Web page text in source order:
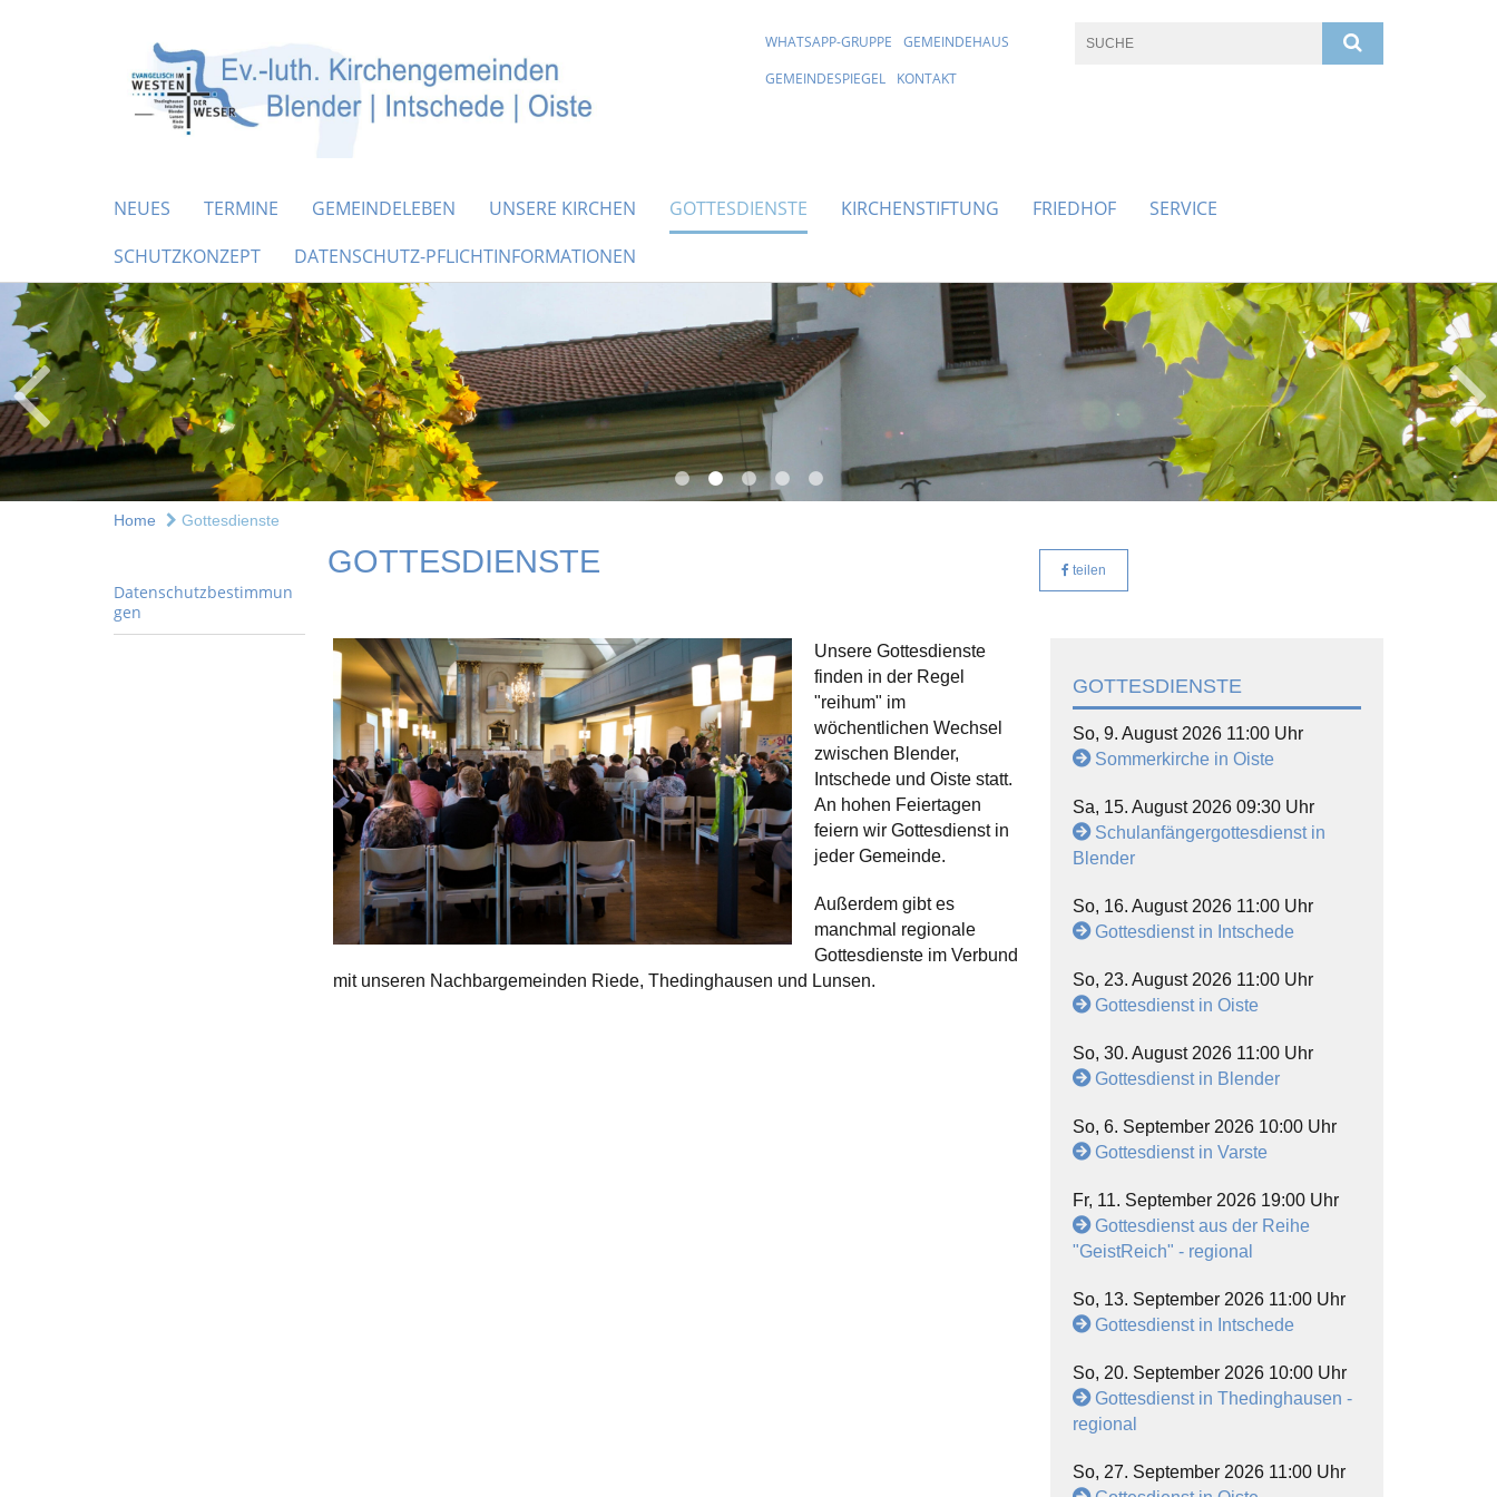
WHATSAPP-GRUPPE
GEMEINDEHAUS
GEMEINDESPIEGEL
KONTAKT
NEUES TERMINE GEMEINDELEBEN UNSERE KIRCHEN GOTTESDIENSTE KIRCHENSTIFTUNG FRIEDHOF
SERVICE
SCHUTZKONZEPT
DATENSCHUTZ-PFLICHTINFORMATIONEN
Home Gottesdienste
Datenschutzbestimmun
gen
GOTTESDIENSTE teilen
Unsere Gottesdienste
finden in der Regel
"reihum" im
wöchentlichen Wechsel
zwischen Blender,
Intschede und Oiste statt.
An hohen Feiertagen
feiern wir Gottesdienst in
jeder Gemeinde.
Außerdem gibt es
manchmal regionale
Gottesdienste im Verbund
mit unseren Nachbargemeinden Riede, Thedinghausen und Lunsen.
GOTTESDIENSTE
So, 9. August 2026 11:00 Uhr
Sommerkirche in Oiste
Sa, 15. August 2026 09:30 Uhr
Schulanfängergottesdienst in
Blender
So, 16. August 2026 11:00 Uhr
Gottesdienst in Intschede
So, 23. August 2026 11:00 Uhr
Gottesdienst in Oiste
So, 30. August 2026 11:00 Uhr
Gottesdienst in Blender
So, 6. September 2026 10:00 Uhr
Gottesdienst in Varste
Fr, 11. September 2026 19:00 Uhr
Gottesdienst aus der Reihe
"GeistReich" - regional
So, 13. September 2026 11:00 Uhr
Gottesdienst in Intschede
So, 20. September 2026 10:00 Uhr
Gottesdienst in Thedinghausen -
regional
So, 27. September 2026 11:00 Uhr